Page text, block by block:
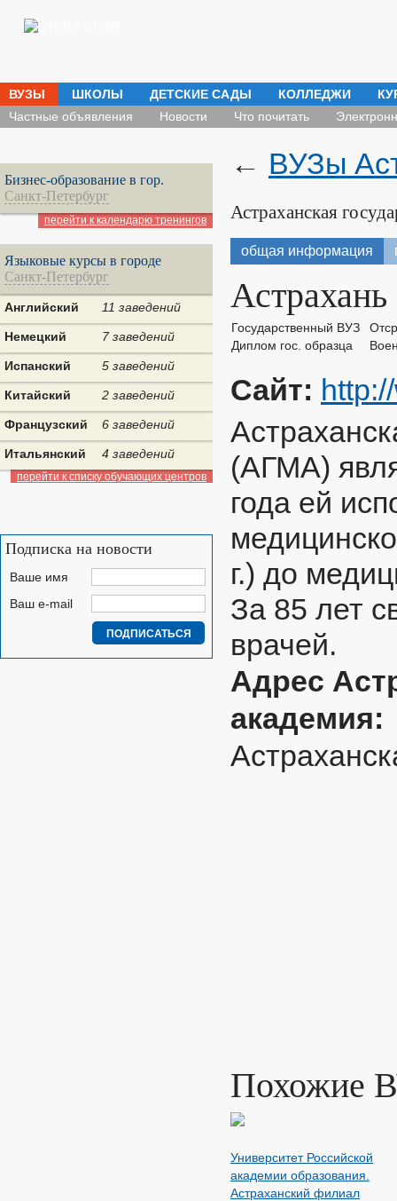
ВУЗЫ ШКОЛЫ ДЕТСКИЕ САДЫ КОЛЛЕДЖИ
Частные объявления
Новости Что почитать
← ВУЗы
Астраханская
общая информация
Астрахань
Государственный ВУЗ
Диплом гос. образца
Сайт:
(АГМА)
года ей
г.) до
За 85 лет
врачей.
Адрес
академия:
Похожие
Университет Российской
академии образования.
Астраханский филиал
Бизнес-образование в гор.
Санкт-Петербург
перейти к календарю тренингов
Языковые курсы в городе
Санкт-Петербург
Английский 11 заведений
Немецкий 7 заведений
Испанский 5 заведений
Китайский 2 заведений
Французский 6 заведений
Итальянский 4 заведений
перейти к списку обучающих центров
Подписка на новости
Ваше имя
Ваш e-mail